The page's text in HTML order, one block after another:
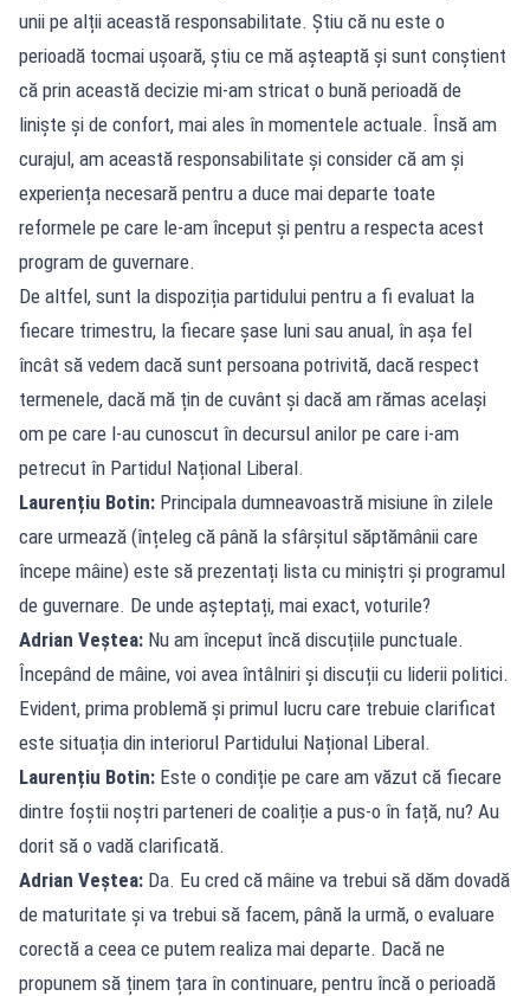
unii pe alții această responsabilitate. Știu că nu este o
perioadă tocmai ușoară, știu ce mă așteaptă și sunt conștient
că prin această decizie mi-am stricat o bună perioadă de
liniște și de confort, mai ales în momentele actuale. Însă am
curajul, am această responsabilitate și consider că am și
experiența necesară pentru a duce mai departe toate
reformele pe care le-am început și pentru a respecta acest
program de guvernare.
De altfel, sunt la dispoziția partidului pentru a fi evaluat la
fiecare trimestru, la fiecare șase luni sau anual, în așa fel
încât să vedem dacă sunt persoana potrivită, dacă respect
termenele, dacă mă țin de cuvânt și dacă am rămas același
om pe care l-au cunoscut în decursul anilor pe care i-am
petrecut în Partidul Național Liberal.
Laurențiu Botin: Principala dumneavoastră misiune în zilele
care urmează (înțeleg că până la sfârșitul săptămânii care
începe mâine) este să prezentați lista cu miniștri și programul
de guvernare. De unde așteptați, mai exact, voturile?
Adrian Veștea: Nu am început încă discuțiile punctuale.
Începând de mâine, voi avea întâlniri și discuții cu liderii politici.
Evident, prima problemă și primul lucru care trebuie clarificat
este situația din interiorul Partidului Național Liberal.
Laurențiu Botin: Este o condiție pe care am văzut că fiecare
dintre foștii noștri parteneri de coaliție a pus-o în față, nu? Au
dorit să o vadă clarificată.
Adrian Veștea: Da. Eu cred că mâine va trebui să dăm dovadă
de maturitate și va trebui să facem, până la urmă, o evaluare
corectă a ceea ce putem realiza mai departe. Dacă ne
propunem să ținem țara în continuare, pentru încă o perioadă